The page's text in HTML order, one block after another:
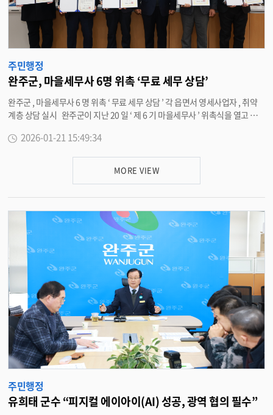
주민행정
완주군, 마을세무사 6명 위촉 ‘무료 세무 상담’
완주군 , 마을세무사 6 명 위촉 ‘ 무료 세무 상담 ’ 각 읍면서 영세사업자 , 취약
계층 상담 실시 완주군이 지난 20 일 ‘ 제 6 기 마을세무사 ’ 위촉식을 열고 찾
춘 , 정원서 세무사로 , 임기는 2027 년 12 월 31 일까지 2 년이다 . 마을세무사
운 주민에게 재능기부로 무료 세무 상담을 제공하는 제도다 . 이를 통해 주민
부터 운영해 10 년간 125 회 읍 · 면 방문 상담을 이어왔으며 , 전화상담 958 건
과 현장 상담 386 건 등 총 1,344 건의 상담 실적을 기록했다 . 유희태 완주군
해 주신 세무사님들께 깊이 감사드린다 ” 며 “ 마을세무사가 주민들에게 실질
적인 도움이 될 수 있도록 따뜻하면서도 전문적인 상담을 부탁드린다 ” 고 말
에 전화 · 팩스 · 이메일 등으로 상담 신청 가능하다 . <담당부서 재정관리과 2
90-2329>
2026-01-21 15:49:34
MORE VIEW
주민행정
유희태 군수 “피지컬 에이아이(AI) 성공, 광역 협의 필수”